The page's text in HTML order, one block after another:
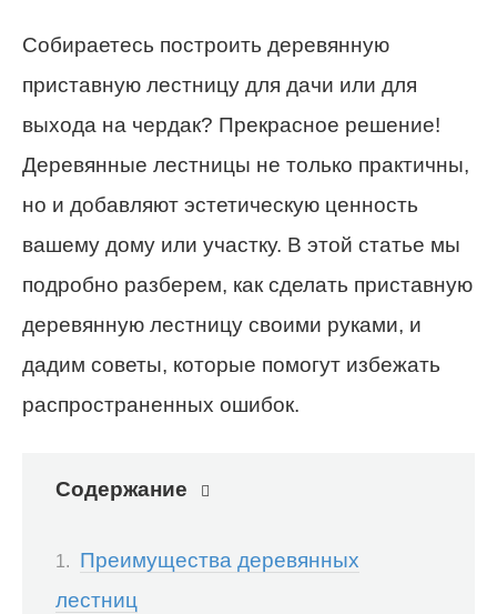
Собираетесь построить деревянную
приставную лестницу для дачи или для
выхода на чердак? Прекрасное решение!
Деревянные лестницы не только практичны,
но и добавляют эстетическую ценность
вашему дому или участку. В этой статье мы
подробно разберем, как сделать приставную
деревянную лестницу своими руками, и
дадим советы, которые помогут избежать
распространенных ошибок.
Содержание
Преимущества деревянных
лестниц